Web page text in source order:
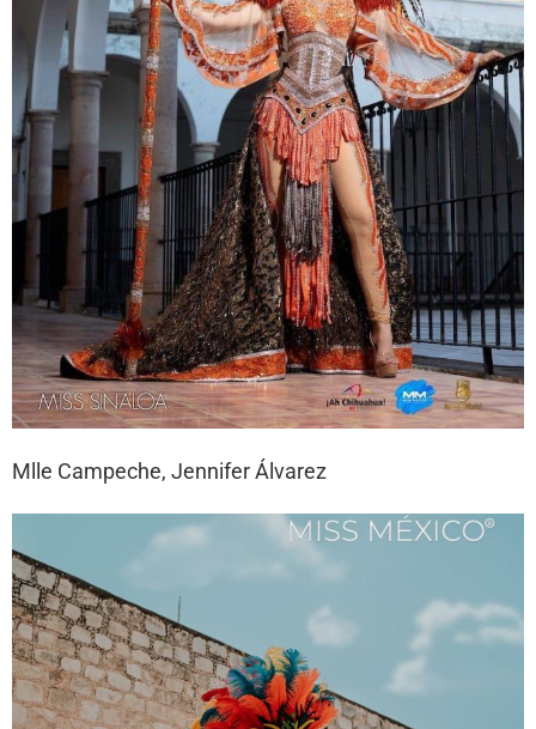
Mlle Campeche, Jennifer Álvarez